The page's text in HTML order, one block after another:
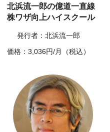
北浜流一郎の億道一直線
株ワザ向上ハイスクール
発行者：北浜流一郎
価格：3,036円/月（税込）